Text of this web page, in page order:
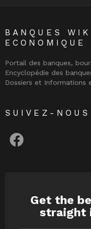
BANQUES
ECONOMIQUE
Portail des banques,
Encyclopédie des
Dossiers et Informations
SUIVEZ-NOUS
Get the
straight